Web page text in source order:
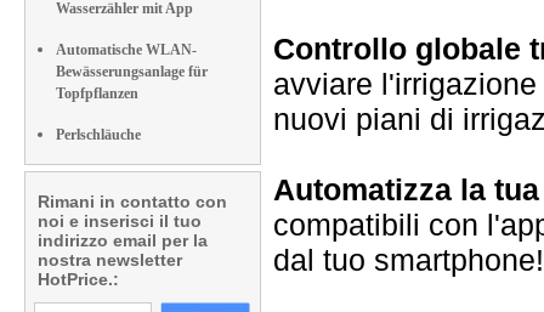
Wasserzähler mit App
Automatische WLAN-
Bewässerungsanlage für
Topfpflanzen
Perlschläuche
Rimani in contatto con
noi e inserisci il tuo
indirizzo email per la
nostra newsletter
HotPrice.:
Controllo globale
avviare
nuovi piani di
Automatizza la
compatibili con
dal tuo